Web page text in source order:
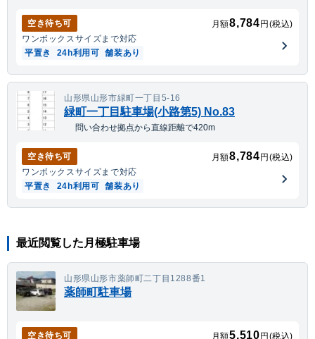
空き待ち可 月額8,784円(税込)
ワンボックス サイズまで対応
平置き
24h利用可 舗装あり
山形県山形市緑町一丁目5-16
緑町一丁目駐車場(小路第5) No.83
問い合わせ拠点から直線距離で420m
空き待ち可 月額8,784円(税込)
ワンボックス サイズまで対応
平置き
24h利用可 舗装あり
最近閲覧した月極駐車場
山形県山形市薬師町二丁目1288番1
薬師町駐車場
空き待ち可 月額5,510円(税込)